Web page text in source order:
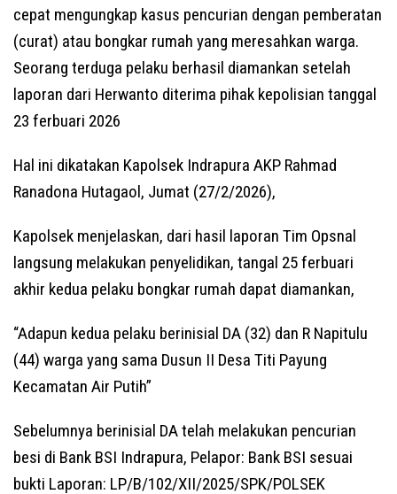
cepat mengungkap kasus pencurian dengan pemberatan
(curat) atau bongkar rumah yang meresahkan warga.
Seorang terduga pelaku berhasil diamankan setelah
laporan dari Herwanto diterima pihak kepolisian tanggal
23 ferbuari 2026
Hal ini dikatakan Kapolsek Indrapura AKP Rahmad
Ranadona Hutagaol, Jumat (27/2/2026),
Kapolsek menjelaskan, dari hasil laporan Tim Opsnal
langsung melakukan penyelidikan, tangal 25 ferbuari
akhir kedua pelaku bongkar rumah dapat diamankan,
“Adapun kedua pelaku berinisial DA (32) dan R Napitulu
(44) warga yang sama Dusun II Desa Titi Payung
Kecamatan Air Putih”
Sebelumnya berinisial DA telah melakukan pencurian
besi di Bank BSI Indrapura, Pelapor: Bank BSI sesuai
bukti Laporan: LP/B/102/XII/2025/SPK/POLSEK